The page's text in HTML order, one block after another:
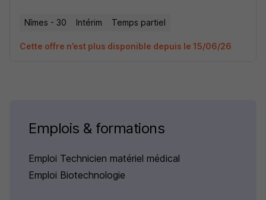
Nîmes - 30 Intérim Temps partiel
Cette offre n’est plus disponible depuis le 15/06/26
Emplois & formations
Emploi Technicien matériel médical
Emploi Biotechnologie